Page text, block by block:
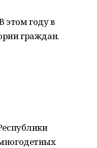
этом году в
граждан.